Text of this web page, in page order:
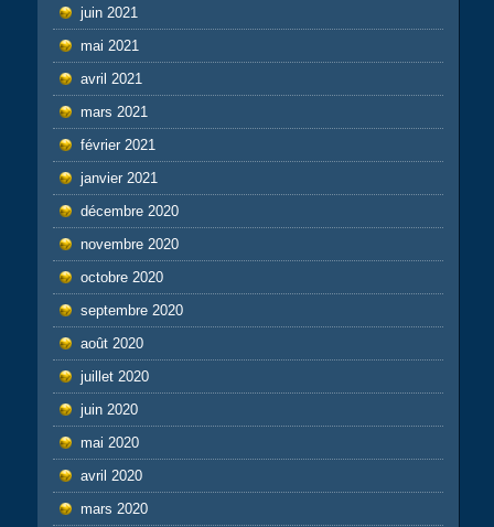
juin 2021
mai 2021
avril 2021
mars 2021
février 2021
janvier 2021
décembre 2020
novembre 2020
octobre 2020
septembre 2020
août 2020
juillet 2020
juin 2020
mai 2020
avril 2020
mars 2020